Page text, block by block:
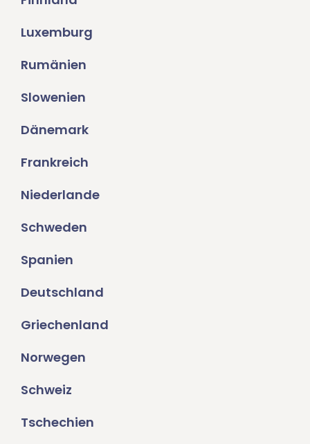
Luxemburg
Rumänien
Slowenien
Dänemark
Frankreich
Niederlande
Schweden
Spanien
Deutschland
Griechenland
Norwegen
Schweiz
Tschechien